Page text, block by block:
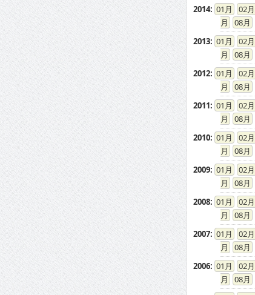
2014: 01 02
08
2013: 01 02
08
2012: 01 02
08
2011: 01 02
08
2010: 01 02
08
2009: 01 02
08
2008: 01 02
08
2007: 01 02
08
2006: 01 02
08